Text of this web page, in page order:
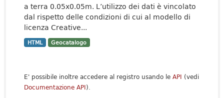
a terra 0.05x0.05m. L’utilizzo dei dati è vincolato
dal rispetto delle condizioni di cui al modello di
licenza Creative...
HTML Geocatalogo
E' possibile inoltre accedere al registro usando le API (vedi
Documentazione API).